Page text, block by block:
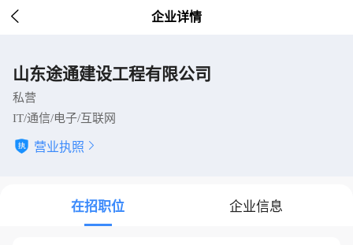
 企业详情
山东途通建设工程有限公司
私营
IT/通信/电子/互联网
营业执照 
在招职位 企业信息